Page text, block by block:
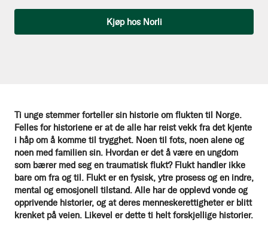
Ti unge stemmer forteller sin historie om flukten til Norge.
Felles for historiene er at de alle har reist vekk fra det kjente
i håp om å komme til trygghet. Noen til fots, noen alene og
noen med familien sin. Hvordan er det å være en ungdom
som bærer med seg en traumatisk flukt? Flukt handler ikke
bare om fra og til. Flukt er en fysisk, ytre prosess og en indre,
mental og emosjonell tilstand. Alle har de opplevd vonde og
opprivende historier, og at deres menneskerettigheter er blitt
krenket på veien. Likevel er dette ti helt forskjellige historier.
Kjøp hos Norli